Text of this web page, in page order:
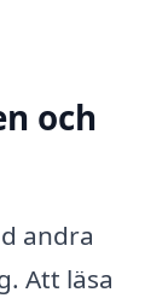
och
andra
Att läsa